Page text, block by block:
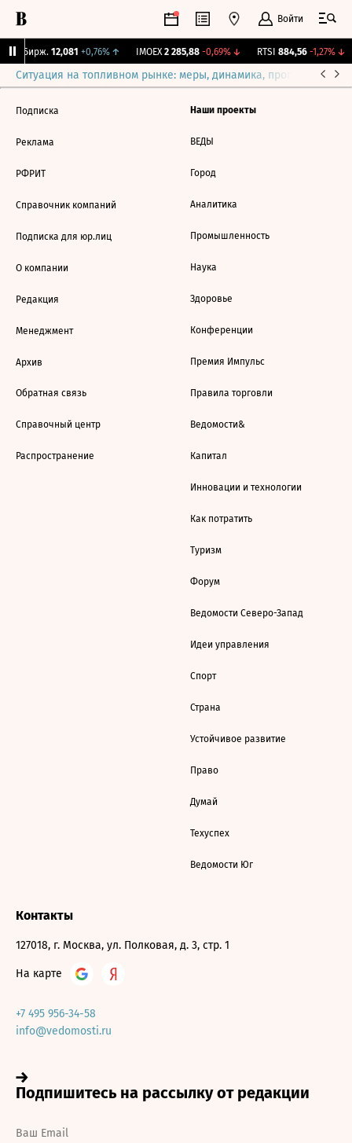
Войти
CNY Бирж. 12,081 +0,76%↑ IMOEX 2 285,88 -0,69%↓ RTSI 884,56 -1,27%↓
Ситуация на топливном рынке: меры, динамика, прогнозы
Подписка
Реклама
РФРИТ
Справочник компаний
Подписка для юр.лиц
О компании
Редакция
Менеджмент
Архив
Обратная связь
Справочный центр
Распространение
Наши проекты
ВЕДЫ
Город
Аналитика
Промышленность
Наука
Здоровье
Конференции
Премия Импульс
Правила торговли
Ведомости&
Капитал
Инновации и технологии
Как потратить
Туризм
Форум
Ведомости Северо-Запад
Идеи управления
Спорт
Страна
Устойчивое развитие
Право
Думай
Техуспех
Ведомости Юг
Контакты
127018, г. Москва, ул. Полковая, д. 3, стр. 1
На карте
+7 495 956-34-58
info@vedomosti.ru